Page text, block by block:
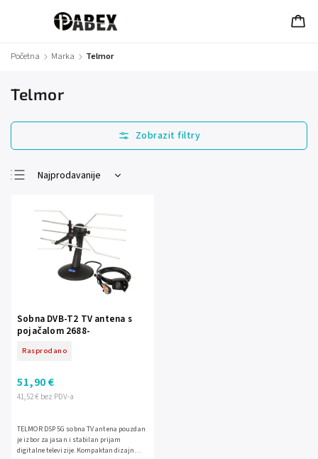
Početna / Marka / Telmor
Telmor
Najprodavanije
Najskuplje
Abecedno
Sobna DVB-T2 TV antena s
pojačalom 2688-
Rasprodano
41,52 € bez PDV-a
51,90 €
TELMOR DSP 5G sobna TV antena pouzdan
je izbor za jasan i stabilan prijam
digitalne televizije. Kompaktan dizajn